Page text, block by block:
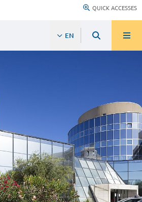
QUICK ACCESSES
EN